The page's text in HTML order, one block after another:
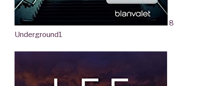
8
Underground1